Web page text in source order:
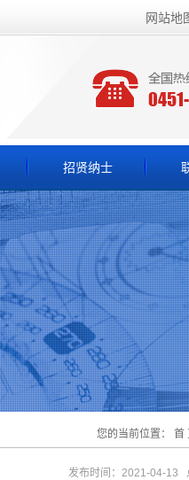
网站地
招贤纳士
您的当前位置： 首
发布时间：2021-04-13